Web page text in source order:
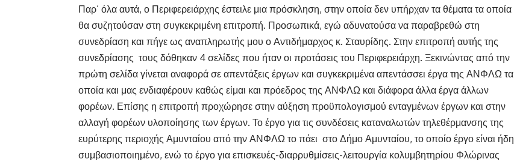
Παρ’ όλα αυτά, ο Περιφερειάρχης έστειλε μια πρόσκληση, στην οποία δεν υπήρχαν τα θέματα τα οποία
θα συζητούσαν στη συγκεκριμένη επιτροπή. Προσωπικά, εγώ αδυνατούσα να παραβρεθώ στη
συνεδρίαση και πήγε ως αναπληρωτής μου ο Αντιδήμαρχος κ. Σταυρίδης. Στην επιτροπή αυτής της
συνεδρίασης τους δόθηκαν 4 σελίδες που ήταν οι προτάσεις του Περιφερειάρχη. Ξεκινώντας από την
πρώτη σελίδα γίνεται αναφορά σε απεντάξεις έργων και συγκεκριμένα απεντάσσει έργα της ΑΝΦΛΩ τα
οποία και μας ενδιαφέρουν καθώς είμαι και πρόεδρος της ΑΝΦΛΩ και διάφορα άλλα έργα άλλων
φορέων. Επίσης η επιτροπή προχώρησε στην αύξηση προϋπολογισμού ενταγμένων έργων και στην
αλλαγή φορέων υλοποίησης των έργων. Το έργο για τις συνδέσεις καταναλωτών τηλεθέρμανσης της
ευρύτερης περιοχής Αμυνταίου από την ΑΝΦΛΩ το πάει στο Δήμο Αμυνταίου, το οποίο έργο είναι ήδη
συμβασιοποιημένο, ενώ το έργο για επισκευές-διαρρυθμίσεις-λειτουργία κολυμβητηρίου Φλώρινας